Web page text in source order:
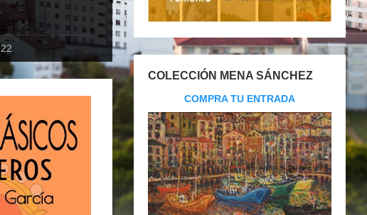
COLECCIÓN MENA SÁNCHEZ
COMPRA TU ENTRADA